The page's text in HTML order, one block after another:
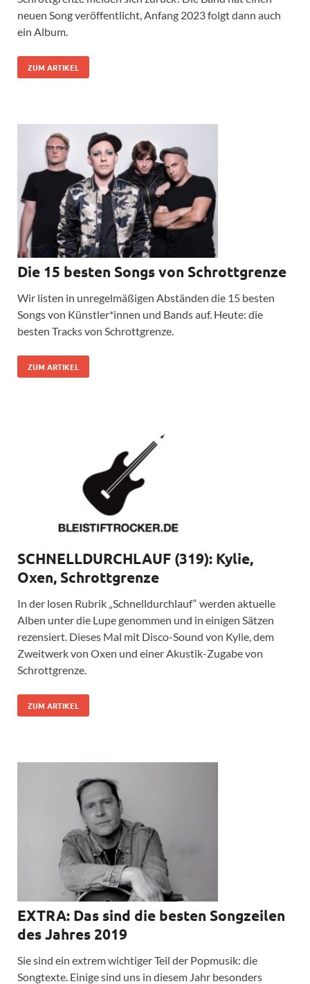
neuen Song veröffentlicht, Anfang 2023 folgt dann auch
ein Album.
ZUM ARTIKEL
Die 15 besten Songs von Schrottgrenze
Wir listen in unregelmäßigen Abständen die 15 besten
Songs von Künstler*innen und Bands auf. Heute: die
besten Tracks von Schrottgrenze.
ZUM ARTIKEL
SCHNELLDURCHLAUF (319): Kylie,
Oxen, Schrottgrenze
In der losen Rubrik „Schnelldurchlauf“ werden aktuelle
Alben unter die Lupe genommen und in einigen Sätzen
rezensiert. Dieses Mal mit Disco-Sound von Kylie, dem
Zweitwerk von Oxen und einer Akustik-Zugabe von
Schrottgrenze.
ZUM ARTIKEL
EXTRA: Das sind die besten Songzeilen
des Jahres 2019
Sie sind ein extrem wichtiger Teil der Popmusik: die
Songtexte. Einige sind uns in diesem Jahr besonders